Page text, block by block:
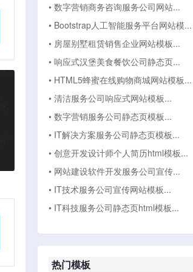
• 数字营销商务咨询服务公司网站...
• Bootstrap人工智能服务平台网站模...
• 房屋别墅租赁销售企业网站模板...
• 响应式汉堡美食餐饮公司静态页...
• HTML5蜂蜜在线购物商城网站模板...
• 清洁服务公司响应式网站模板...
• 数字营销服务公司静态页模板...
• IT解决方案服务公司静态页模板...
• 创意开发设计师个人简历html模板...
• 网站建设软件开发服务公司宣传...
• IT技术服务公司宣传网站模板...
• IT科技服务公司静态页html模板...
热门模板